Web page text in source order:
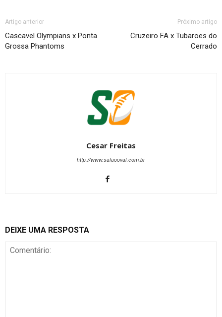
Artigo anterior
Cascavel Olympians x Ponta
Grossa Phantoms
Próximo artigo
Cruzeiro FA x Tubaroes do
Cerrado
Cesar Freitas
http://www.salaooval.com.br
DEIXE UMA RESPOSTA